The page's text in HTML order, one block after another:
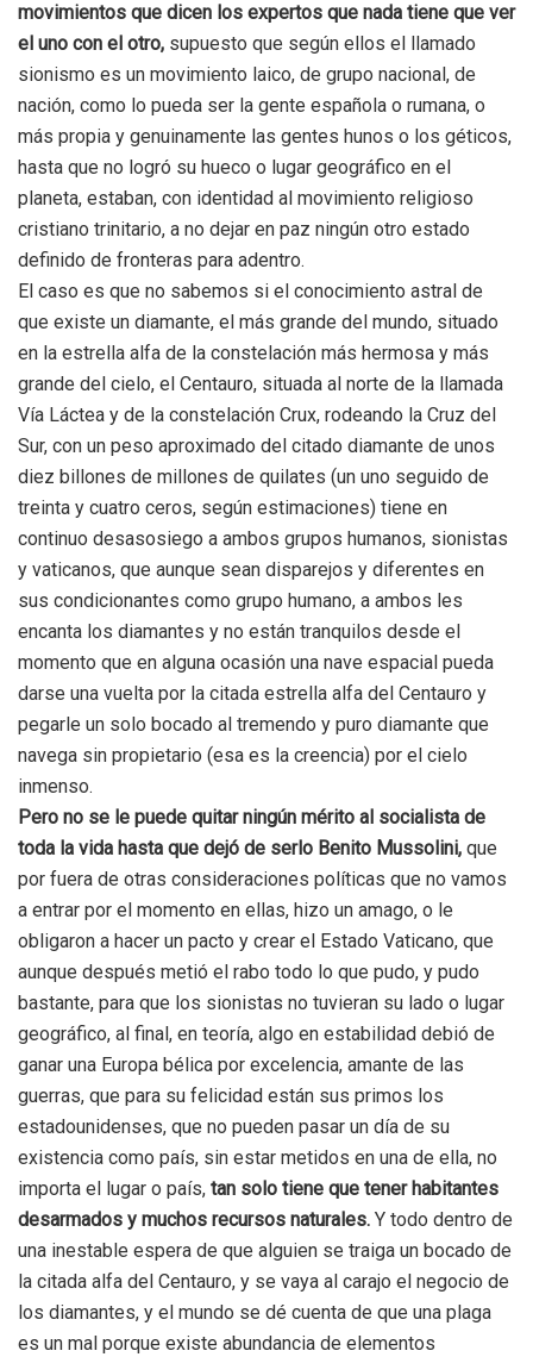
movimientos que dicen los expertos que nada tiene que ver
el uno con el otro, supuesto que según ellos el llamado
sionismo es un movimiento laico, de grupo nacional, de
nación, como lo pueda ser la gente española o rumana, o
más propia y genuinamente las gentes hunos o los géticos,
hasta que no logró su hueco o lugar geográfico en el
planeta, estaban, con identidad al movimiento religioso
cristiano trinitario, a no dejar en paz ningún otro estado
definido de fronteras para adentro.
El caso es que no sabemos si el conocimiento astral de
que existe un diamante, el más grande del mundo, situado
en la estrella alfa de la constelación más hermosa y más
grande del cielo, el Centauro, situada al norte de la llamada
Vía Láctea y de la constelación Crux, rodeando la Cruz del
Sur, con un peso aproximado del citado diamante de unos
diez billones de millones de quilates (un uno seguido de
treinta y cuatro ceros, según estimaciones) tiene en
continuo desasosiego a ambos grupos humanos, sionistas
y vaticanos, que aunque sean disparejos y diferentes en
sus condicionantes como grupo humano, a ambos les
encanta los diamantes y no están tranquilos desde el
momento que en alguna ocasión una nave espacial pueda
darse una vuelta por la citada estrella alfa del Centauro y
pegarle un solo bocado al tremendo y puro diamante que
navega sin propietario (esa es la creencia) por el cielo
inmenso.
Pero no se le puede quitar ningún mérito al socialista de
toda la vida hasta que dejó de serlo Benito Mussolini, que
por fuera de otras consideraciones políticas que no vamos
a entrar por el momento en ellas, hizo un amago, o le
obligaron a hacer un pacto y crear el Estado Vaticano, que
aunque después metió el rabo todo lo que pudo, y pudo
bastante, para que los sionistas no tuvieran su lado o lugar
geográfico, al final, en teoría, algo en estabilidad debió de
ganar una Europa bélica por excelencia, amante de las
guerras, que para su felicidad están sus primos los
estadounidenses, que no pueden pasar un día de su
existencia como país, sin estar metidos en una de ella, no
importa el lugar o país, tan solo tiene que tener habitantes
desarmados y muchos recursos naturales. Y todo dentro de
una inestable espera de que alguien se traiga un bocado de
la citada alfa del Centauro, y se vaya al carajo el negocio de
los diamantes, y el mundo se dé cuenta de que una plaga
es un mal porque existe abundancia de elementos